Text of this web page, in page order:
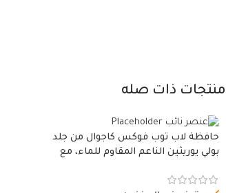
منتجات ذات صله
حافظة لاب توب فوكس كاجوال من جلد
بولي يوريثين الناعم المقاوم للماء، مع